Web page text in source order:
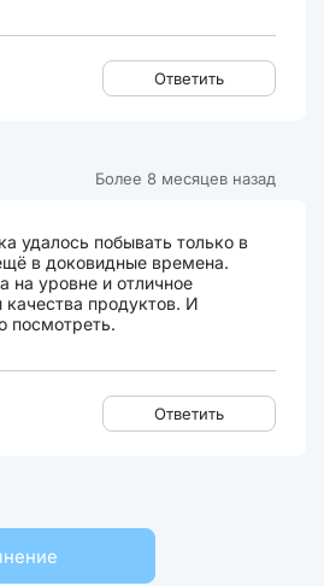
Ответить
Более 8 месяцев назад
удалось побывать только в
в доковидные времена.
на уровне и отличное
продуктов. И
посмотреть.
Ответить